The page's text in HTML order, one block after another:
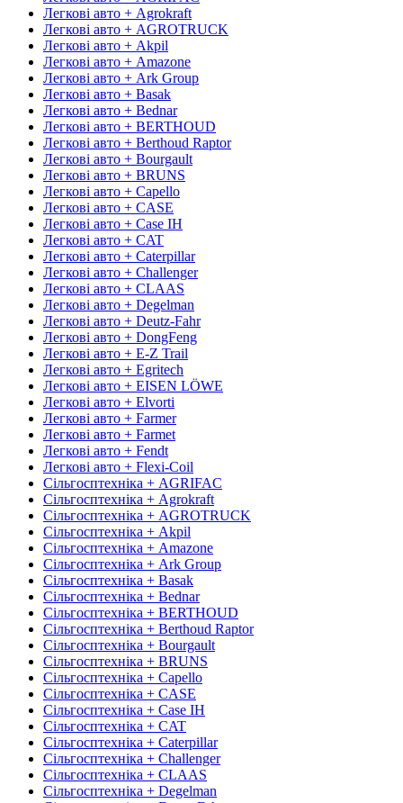
Легкові авто + Agrokraft
Легкові авто + AGROTRUCK
Легкові авто + Akpil
Легкові авто + Amazone
Легкові авто + Ark Group
Легкові авто + Basak
Легкові авто + Bednar
Легкові авто + BERTHOUD
Легкові авто + Berthoud Raptor
Легкові авто + Bourgault
Легкові авто + BRUNS
Легкові авто + Capello
Легкові авто + CASE
Легкові авто + Case IH
Легкові авто + CAT
Легкові авто + Caterpillar
Легкові авто + Challenger
Легкові авто + CLAAS
Легкові авто + Degelman
Легкові авто + Deutz-Fahr
Легкові авто + DongFeng
Легкові авто + E-Z Trail
Легкові авто + Egritech
Легкові авто + EISEN LÖWE
Легкові авто + Elvorti
Легкові авто + Farmer
Легкові авто + Farmet
Легкові авто + Fendt
Легкові авто + Flexi-Coil
Сільгосптехніка + AGRIFAC
Сільгосптехніка + Agrokraft
Сільгосптехніка + AGROTRUCK
Сільгосптехніка + Akpil
Сільгосптехніка + Amazone
Сільгосптехніка + Ark Group
Сільгосптехніка + Basak
Сільгосптехніка + Bednar
Сільгосптехніка + BERTHOUD
Сільгосптехніка + Berthoud Raptor
Сільгосптехніка + Bourgault
Сільгосптехніка + BRUNS
Сільгосптехніка + Capello
Сільгосптехніка + CASE
Сільгосптехніка + Case IH
Сільгосптехніка + CAT
Сільгосптехніка + Caterpillar
Сільгосптехніка + Challenger
Сільгосптехніка + CLAAS
Сільгосптехніка + Degelman